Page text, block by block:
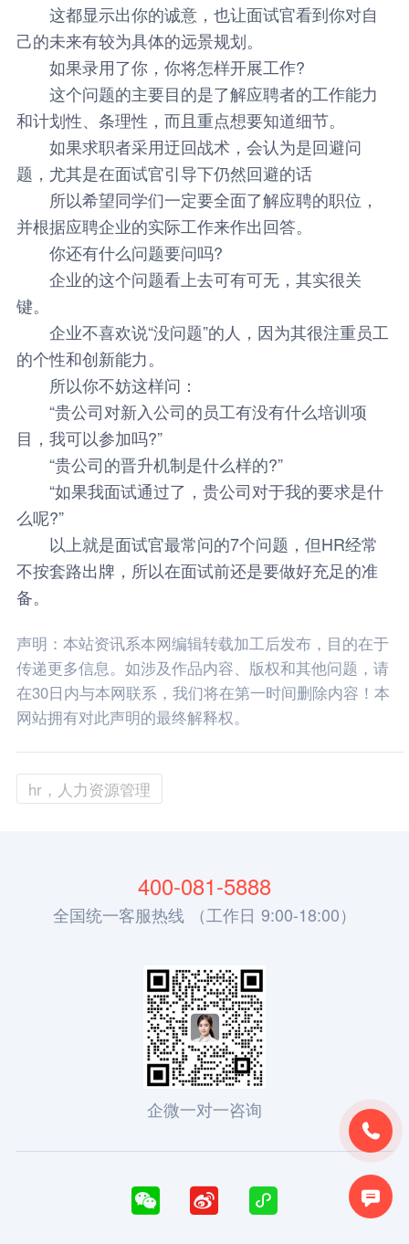
这都显示出你的诚意，也让面试官看到你对自
己的未来有较为具体的远景规划。
如果录用了你，你将怎样开展工作?
这个问题的主要目的是了解应聘者的工作能力
和计划性、条理性，而且重点想要知道细节。
如果求职者采用迂回战术，会认为是回避问
题，尤其是在面试官引导下仍然回避的话
所以希望同学们一定要全面了解应聘的职位，
并根据应聘企业的实际工作来作出回答。
你还有什么问题要问吗?
企业的这个问题看上去可有可无，其实很关
键。
企业不喜欢说“没问题”的人，因为其很注重员工
的个性和创新能力。
所以你不妨这样问：
“贵公司对新入公司的员工有没有什么培训项
目，我可以参加吗?”
“贵公司的晋升机制是什么样的?”
“如果我面试通过了，贵公司对于我的要求是什
么呢?”
以上就是面试官最常问的7个问题，但HR经常
不按套路出牌，所以在面试前还是要做好充足的准
备。
声明：本站资讯系本网编辑转载加工后发布，目的在于
传递更多信息。如涉及作品内容、版权和其他问题，请
在30日内与本网联系，我们将在第一时间删除内容！本
网站拥有对此声明的最终解释权。
hr，人力资源管理


400-081-5888
全国统一客服热线 （工作日 9:00-18:00）
企微一对一咨询
  